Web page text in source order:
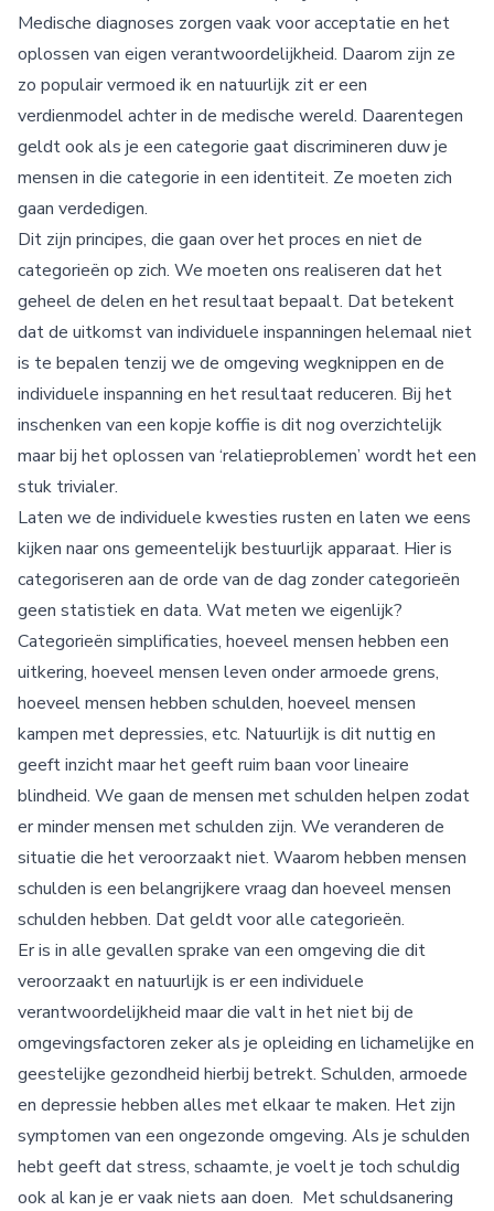
Medische diagnoses zorgen vaak voor acceptatie en het
oplossen van eigen verantwoordelijkheid. Daarom zijn ze
zo populair vermoed ik en natuurlijk zit er een
verdienmodel achter in de medische wereld. Daarentegen
geldt ook als je een categorie gaat discrimineren duw je
mensen in die categorie in een identiteit. Ze moeten zich
gaan verdedigen.
Dit zijn principes, die gaan over het proces en niet de
categorieën op zich. We moeten ons realiseren dat het
geheel de delen en het resultaat bepaalt. Dat betekent
dat de uitkomst van individuele inspanningen helemaal niet
is te bepalen tenzij we de omgeving wegknippen en de
individuele inspanning en het resultaat reduceren. Bij het
inschenken van een kopje koffie is dit nog overzichtelijk
maar bij het oplossen van ‘relatieproblemen’ wordt het een
stuk trivialer.
Laten we de individuele kwesties rusten en laten we eens
kijken naar ons gemeentelijk bestuurlijk apparaat. Hier is
categoriseren aan de orde van de dag zonder categorieën
geen statistiek en data. Wat meten we eigenlijk?
Categorieën simplificaties, hoeveel mensen hebben een
uitkering, hoeveel mensen leven onder armoede grens,
hoeveel mensen hebben schulden, hoeveel mensen
kampen met depressies, etc. Natuurlijk is dit nuttig en
geeft inzicht maar het geeft ruim baan voor lineaire
blindheid. We gaan de mensen met schulden helpen zodat
er minder mensen met schulden zijn. We veranderen de
situatie die het veroorzaakt niet. Waarom hebben mensen
schulden is een belangrijkere vraag dan hoeveel mensen
schulden hebben. Dat geldt voor alle categorieën.
Er is in alle gevallen sprake van een omgeving die dit
veroorzaakt en natuurlijk is er een individuele
verantwoordelijkheid maar die valt in het niet bij de
omgevingsfactoren zeker als je opleiding en lichamelijke en
geestelijke gezondheid hierbij betrekt. Schulden, armoede
en depressie hebben alles met elkaar te maken. Het zijn
symptomen van een ongezonde omgeving. Als je schulden
hebt geeft dat stress, schaamte, je voelt je toch schuldig
ook al kan je er vaak niets aan doen. Met schuldsanering